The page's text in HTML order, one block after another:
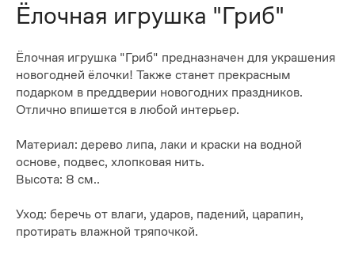
Ёлочная игрушка "Гриб"
Ёлочная игрушка "Гриб" предназначен для украшения
новогодней ёлочки! Также станет прекрасным
подарком в преддверии новогодних праздников.
Отлично впишется в любой интерьер.
Материал: дерево липа, лаки и краски на водной
основе, подвес, хлопковая нить.
Высота: 8 см..
Уход: беречь от влаги, ударов, падений, царапин,
протирать влажной тряпочкой.